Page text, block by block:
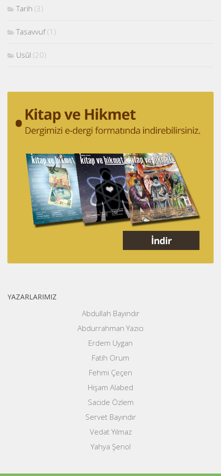
Tarih (3)
Tasavvuf(1)
Usûl (20)
YAZARLARIMIZ
Abdullah Bayındır
Abdurrahman Yazıcı
Erdem Uygan
Fatih Orum
Fehmi Çeçen
Hişam Alabed
Sacide Özlem
Servet Bayındır
Vedat Yılmaz
Yahya Şenol